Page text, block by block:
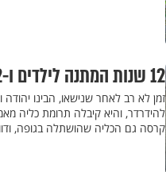
12 שנות המתנה לילדים ו-2 השתלות כליה: "לא היינו מוותרים על כל המסע הזה"
זמן לא רב לאחר שנישאו, הבינו
קרסה גם הכליה שהושתלה בגופה,